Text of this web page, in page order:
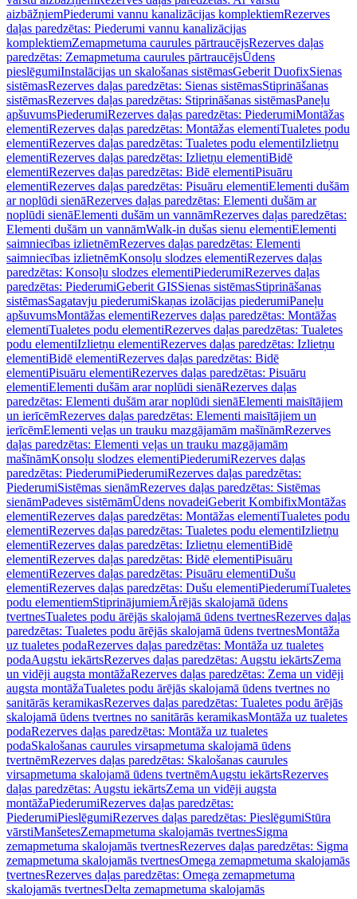
aizbāžņiemPiederumi vannu kanalizācijas komplektiemRezerves
daļas paredzētas: Piederumi vannu kanalizācijas
komplektiemZemapmetuma caurules pārtraucējsRezerves daļas
paredzētas: Zemapmetuma caurules pārtraucējsŪdens
pieslēgumiInstalācijas un skalošanas sistēmasGeberit DuofixSienas
sistēmasRezerves daļas paredzētas: Sienas sistēmasStiprināšanas
sistēmasRezerves daļas paredzētas: Stiprināšanas sistēmasPaneļu
apšuvumsPiederumiRezerves daļas paredzētas: PiederumiMontāžas
elementiRezerves daļas paredzētas: Montāžas elementiTualetes podu
elementiRezerves daļas paredzētas: Tualetes podu elementiIzlietņu
elementiRezerves daļas paredzētas: Izlietņu elementiBidē
elementiRezerves daļas paredzētas: Bidē elementiPisuāru
elementiRezerves daļas paredzētas: Pisuāru elementiElementi dušām
ar noplūdi sienāRezerves daļas paredzētas: Elementi dušām ar
noplūdi sienāElementi dušām un vannāmRezerves daļas paredzētas:
Elementi dušām un vannāmWalk-in dušas sienu elementiElementi
saimniecības izlietnēmRezerves daļas paredzētas: Elementi
saimniecības izlietnēmKonsoļu slodzes elementiRezerves daļas
paredzētas: Konsoļu slodzes elementiPiederumiRezerves daļas
paredzētas: PiederumiGeberit GISSienas sistēmasStiprināšanas
sistēmasSagatavju piederumiSkaņas izolācijas piederumiPaneļu
apšuvumsMontāžas elementiRezerves daļas paredzētas: Montāžas
elementiTualetes podu elementiRezerves daļas paredzētas: Tualetes
podu elementiIzlietņu elementiRezerves daļas paredzētas: Izlietņu
elementiBidē elementiRezerves daļas paredzētas: Bidē
elementiPisuāru elementiRezerves daļas paredzētas: Pisuāru
elementiElementi dušām arar noplūdi sienāRezerves daļas
paredzētas: Elementi dušām arar noplūdi sienāElementi maisītājiem
un ierīcēmRezerves daļas paredzētas: Elementi maisītājiem un
ierīcēmElementi veļas un trauku mazgājamām mašīnāmRezerves
daļas paredzētas: Elementi veļas un trauku mazgājamām
mašīnāmKonsoļu slodzes elementiPiederumiRezerves daļas
paredzētas: PiederumiPiederumiRezerves daļas paredzētas:
PiederumiSistēmas sienāmRezerves daļas paredzētas: Sistēmas
sienāmPadeves sistēmāmŪdens novadeiGeberit KombifixMontāžas
elementiRezerves daļas paredzētas: Montāžas elementiTualetes podu
elementiRezerves daļas paredzētas: Tualetes podu elementiIzlietņu
elementiRezerves daļas paredzētas: Izlietņu elementiBidē
elementiRezerves daļas paredzētas: Bidē elementiPisuāru
elementiRezerves daļas paredzētas: Pisuāru elementiDušu
elementiRezerves daļas paredzētas: Dušu elementiPiederumiTualetes
podu elementiemStiprinājumiemĀrējās skalojamā ūdens
tvertnesTualetes podu ārējās skalojamā ūdens tvertnesRezerves daļas
paredzētas: Tualetes podu ārējās skalojamā ūdens tvertnesMontāža
uz tualetes podaRezerves daļas paredzētas: Montāža uz tualetes
podaAugstu iekārtsRezerves daļas paredzētas: Augstu iekārtsZema
un vidēji augsta montāžaRezerves daļas paredzētas: Zema un vidēji
augsta montāžaTualetes podu ārējās skalojamā ūdens tvertnes no
sanitārās keramikasRezerves daļas paredzētas: Tualetes podu ārējās
skalojamā ūdens tvertnes no sanitārās keramikasMontāža uz tualetes
podaRezerves daļas paredzētas: Montāža uz tualetes
podaSkalošanas caurules virsapmetuma skalojamā ūdens
tvertnēmRezerves daļas paredzētas: Skalošanas caurules
virsapmetuma skalojamā ūdens tvertnēmAugstu iekārtsRezerves
daļas paredzētas: Augstu iekārtsZema un vidēji augsta
montāžaPiederumiRezerves daļas paredzētas:
PiederumiPieslēgumiRezerves daļas paredzētas: PieslēgumiStūra
vārstiManšetesZemapmetuma skalojamās tvertnesSigma
zemapmetuma skalojamās tvertnesRezerves daļas paredzētas: Sigma
zemapmetuma skalojamās tvertnesOmega zemapmetuma skalojamās
tvertnesRezerves daļas paredzētas: Omega zemapmetuma
skalojamās tvertnesDelta zemapmetuma skalojamās